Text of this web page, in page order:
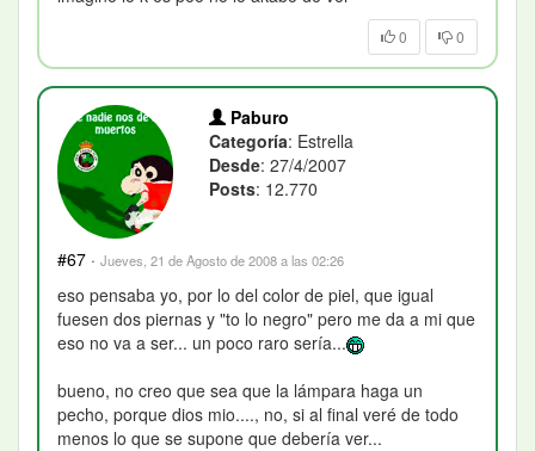
0 0
Paburo
Categoría: Estrella
Desde: 27/4/2007
Posts: 12.770
#67 · Jueves, 21 de Agosto de 2008 a las 02:26
eso pensaba yo, por lo del color de piel, que igual
fuesen dos piernas y "to lo negro" pero me da a mi que
eso no va a ser... un poco raro sería...
bueno, no creo que sea que la lámpara haga un
pecho, porque dios mio...., no, si al final veré de todo
menos lo que se supone que debería ver...